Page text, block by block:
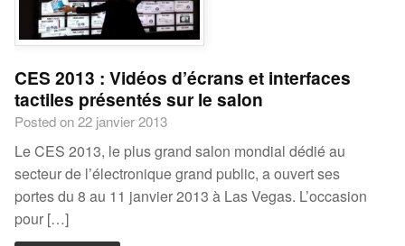
CES 2013 : Vidéos d’écrans et interfaces
tactiles présentés sur le salon
Posted on 22 janvier 2013
Le CES 2013, le plus grand salon mondial dédié au
secteur de l’électronique grand public, a ouvert ses
portes du 8 au 11 janvier 2013 à Las Vegas. L’occasion
pour […]